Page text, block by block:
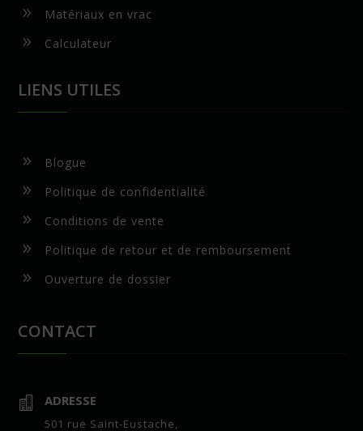
9 Matériaux en vrac
9 Calculateur
LIENS UTILES
9 Blogue
9 Politique de confidentialité
9 Conditions de vente
9 Politique de retour et de remboursement
9 Ouverture de dossier
CONTACT
 ADRESSE
501 rue Saint-Eustache,